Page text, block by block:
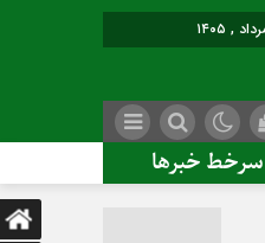
سرخط خبرها
ساخت ساختمان اداری جدید ممنوع؛